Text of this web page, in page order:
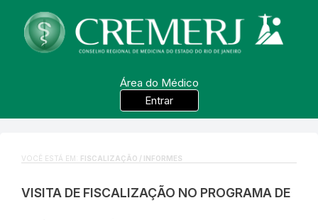
Área do Médico
Entrar
VOCÊ ESTÁ EM: FISCALIZAÇÃO / INFORMES
VISITA DE FISCALIZAÇÃO NO PROGRAMA DE